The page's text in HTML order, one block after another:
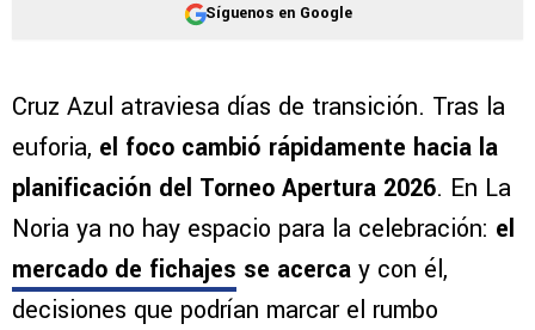
Síguenos en Google
Cruz Azul atraviesa días de transición. Tras la
euforia, el foco cambió rápidamente hacia la
planificación del Torneo Apertura 2026. En La
Noria ya no hay espacio para la celebración: el
mercado de fichajes se acerca y con él,
decisiones que podrían marcar el rumbo